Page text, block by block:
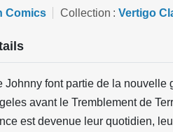
Comics Collection Vertigo
Johnny font partie de la nouvelle
avant le Tremblement de
est devenue leur quotidien,